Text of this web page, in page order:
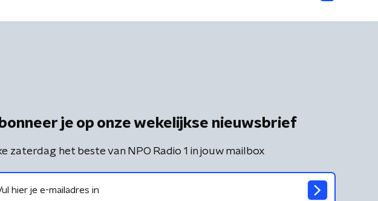
je op onze wekelijkse nieuwsbrief
zaterdag het beste van NPO Radio 1 in jouw mailbox